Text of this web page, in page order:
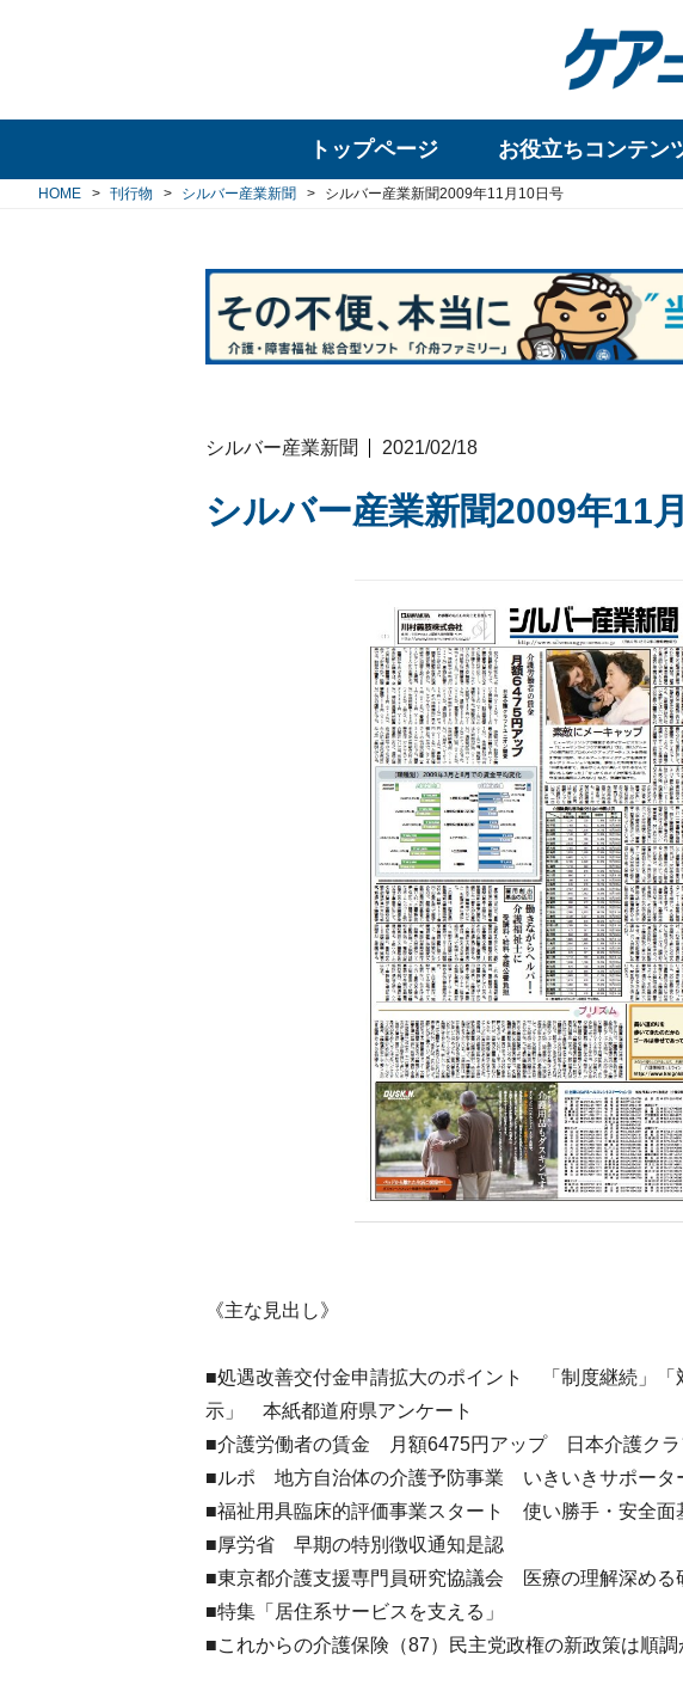
トップページ お役立ちコンテン
HOME 刊行物 シルバー産業新聞 シルバー産業新聞2009年11月10日号
シルバー産業新聞 2021/02/18
シルバー産業新聞2009年11
《主な見出し》
■処遇改善交付金申請拡大のポイント 「制度継続」「
示」 本紙都道府県アンケート
■介護労働者の賃金 月額6475円アップ 日本介護クラ
■ルポ 地方自治体の介護予防事業 いきいきサポー
■福祉用具臨床的評価事業スタート 使い勝手・安全面
■厚労省 早期の特別徴収通知是認
■東京都介護支援専門員研究協議会 医療の理解深め
■特集「居住系サービスを支える」
■これからの介護保険（87）民主党政権の新政策は順調